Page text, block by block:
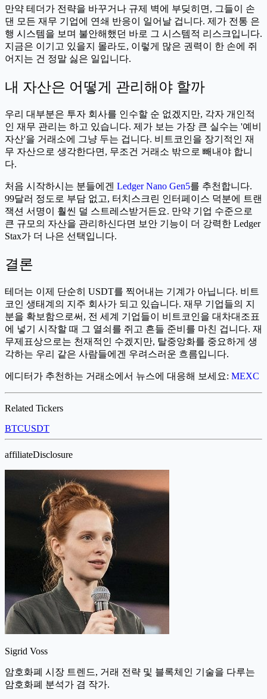
만약 테더가 전략을 바꾸거나 규제 벽에 부딪히면, 그들이 손
댄 모든 재무 기업에 연쇄 반응이 일어날 겁니다. 제가 전통 은
행 시스템을 보며 불안해했던 바로 그 시스템적 리스크입니다.
지금은 이기고 있을지 몰라도, 이렇게 많은 권력이 한 손에 쥐
어지는 건 정말 싫은 일입니다.
내 자산은 어떻게 관리해야 할까
우리 대부분은 투자 회사를 인수할 순 없겠지만, 각자 개인적
인 재무 관리는 하고 있습니다. 제가 보는 가장 큰 실수는 '예비
자산'을 거래소에 그냥 두는 겁니다. 비트코인을 장기적인 재
무 자산으로 생각한다면, 무조건 거래소 밖으로 빼내야 합니
다.
처음 시작하시는 분들에겐 Ledger Nano Gen5를 추천합니다.
99달러 정도로 부담 없고, 터치스크린 인터페이스 덕분에 트랜
잭션 서명이 훨씬 덜 스트레스받거든요. 만약 기업 수준으로
큰 규모의 자산을 관리하신다면 보안 기능이 더 강력한 Ledger
Stax가 더 나은 선택입니다.
결론
테더는 이제 단순히 USDT를 찍어내는 기계가 아닙니다. 비트
코인 생태계의 지주 회사가 되고 있습니다. 재무 기업들의 지
분을 확보함으로써, 전 세계 기업들이 비트코인을 대차대조표
에 넣기 시작할 때 그 열쇠를 쥐고 흔들 준비를 마친 겁니다. 재
무제표상으로는 천재적인 수겠지만, 탈중앙화를 중요하게 생
각하는 우리 같은 사람들에겐 우려스러운 흐름입니다.
에디터가 추천하는 거래소에서 뉴스에 대응해 보세요: MEXC
Related Tickers
BTCUSDT
affiliateDisclosure
Sigrid Voss
암호화폐 시장 트렌드, 거래 전략 및 블록체인 기술을 다루는
암호화폐 분석가 겸 작가.